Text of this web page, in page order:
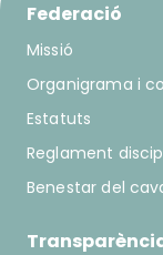
Federació
Missió
Organigrama i
Estatuts
Reglament
Benestar del